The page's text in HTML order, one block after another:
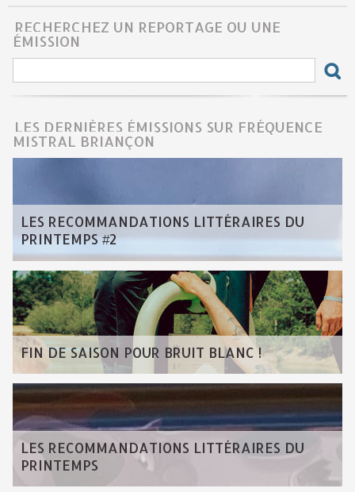
RECHERCHEZ UN REPORTAGE OU UNE
ÉMISSION
LES DERNIÈRES ÉMISSIONS SUR FRÉQUENCE
MISTRAL BRIANÇON
LES RECOMMANDATIONS LITTÉRAIRES DU
PRINTEMPS #2
FIN DE SAISON POUR BRUIT BLANC !
LES RECOMMANDATIONS LITTÉRAIRES DU
PRINTEMPS